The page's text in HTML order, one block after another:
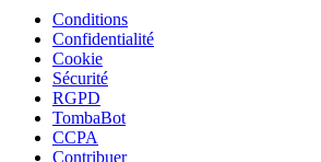
Conditions
Confidentialité
Cookie
Sécurité
RGPD
TombaBot
CCPA
Contribuer